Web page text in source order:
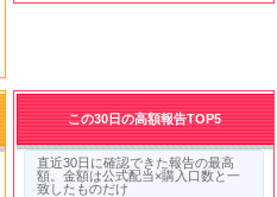
この30日の高額報告TOP5
直近30日に確認できた報告の最高
額。金額は公式配当×購入口数と一
致したものだけ